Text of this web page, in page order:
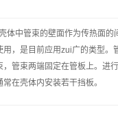
体中管束的壁面作为传热面的
，是目前应用zui广的类型
管束两端固定在管板上。进
在壳体内安装若干挡板。